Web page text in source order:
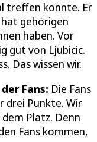
treffen konnte. Er
gehörigen
haben. Vor
gut von Ljubicic.
Das wissen wir.
Fans: Die Fans
drei Punkte. Wir
Platz. Denn
Fans kommen,